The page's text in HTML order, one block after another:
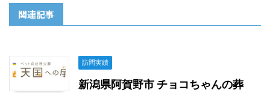
関連記事
訪問実績
新潟県阿賀野市 チョコちゃんの葬